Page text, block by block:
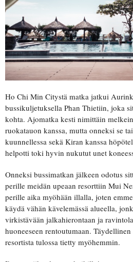
Ho Chi Min Citystä matka jatkui
bussikuljetuksella Phan Thietiin, joka
kohta. Ajomatka kesti nimittäin
ruokatauon kanssa, mutta onneksi se
kuunnellessa sekä Kiran kanssa
helpotti toki hyvin nukutut unet
Onneksi bussimatkan jälkeen odotus
perille meidän upeaan resorttiin Mui
perille aika myöhään illalla, joten
käydä vähän kävelemässä alueella,
virkistävään jalkahierontaan ja
huoneeseen rentoutumaan.
resortista tulossa tietty myöhemmin.